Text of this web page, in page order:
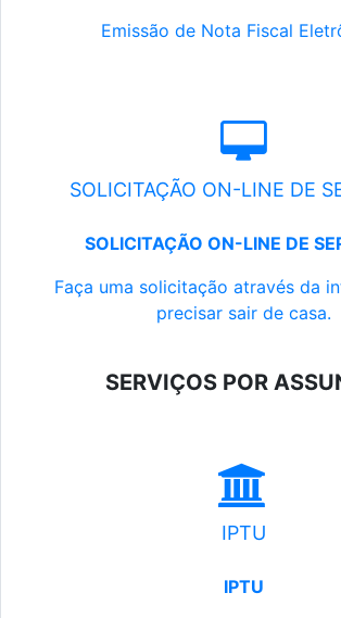
Emissão de Nota Fiscal
SOLICITAÇÃO ON-LINE DE
SOLICITAÇÃO ON-LINE DE
Faça uma solicitação através da
precisar sair de casa.
SERVIÇOS POR
IPTU
IPTU